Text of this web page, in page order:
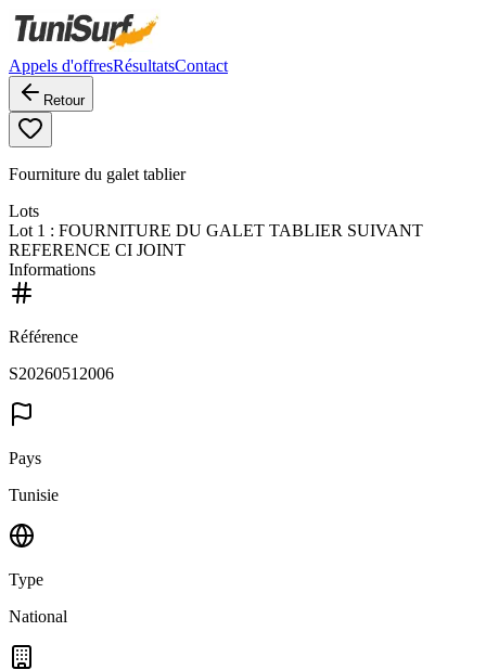
Appels d'offresRésultatsContact
Retour
Fourniture du galet tablier
Lots
Lot 1 : FOURNITURE DU GALET TABLIER SUIVANT
REFERENCE CI JOINT
Informations
Référence
S20260512006
Pays
Tunisie
Type
National